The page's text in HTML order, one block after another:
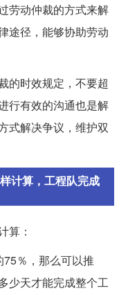
劳动仲裁的方式来解
途径，能够协助劳动
的时效规定，不要超
行有效的沟通也是解
式解决争议，维护双
计算，工程队完成
算：
％，那么可以推
少天才能完成整个工